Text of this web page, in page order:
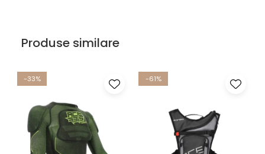
Produse similare
-33% -61%